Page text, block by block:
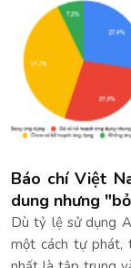
Báo chí Việt
dung nhưng
Dù tỷ lệ sử dụng
một cách tự phát,